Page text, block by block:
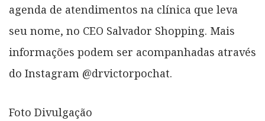
agenda de atendimentos na clínica que leva
seu nome, no CEO Salvador Shopping. Mais
informações podem ser acompanhadas através
do Instagram @drvictorpochat.
Foto Divulgação